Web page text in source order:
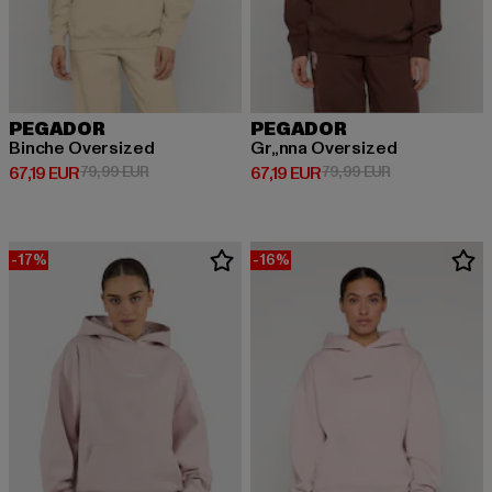
PEGADOR
Binche Oversized
67,19 EUR
Derzeitiger Preis: 67,19 EUR
79,99 EURAktionspreis: 79,99 EUR
PEGADOR
Gr„nna Oversized
67,19 EUR
Derzeitiger Preis: 67,19 EUR
79,99 EURAktionspreis:
-17% -16%